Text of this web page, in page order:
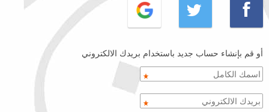
أو قم بإنشاء حساب جديد باستخدام بريدك الالكتروني